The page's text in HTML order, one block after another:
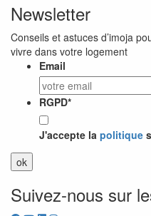
Newsletter
Conseils et astuces d’imoja
vivre dans votre logement
Email
RGPD*
J'accepte la politique
Suivez-nous sur